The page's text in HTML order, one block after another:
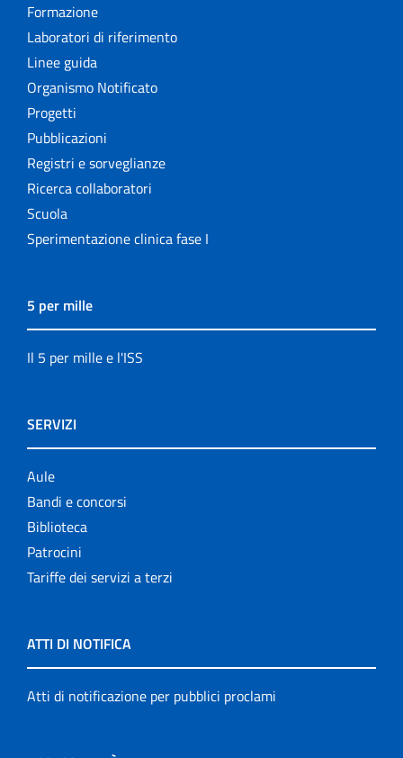
Formazione
Laboratori di riferimento
Linee guida
Organismo Notificato
Progetti
Pubblicazioni
Registri e sorveglianze
Ricerca collaboratori
Scuola
Sperimentazione clinica fase I
5 per mille
Il 5 per mille e l'ISS
SERVIZI
Aule
Bandi e concorsi
Biblioteca
Patrocini
Tariffe dei servizi a terzi
ATTI DI NOTIFICA
Atti di notificazione per pubblici proclami